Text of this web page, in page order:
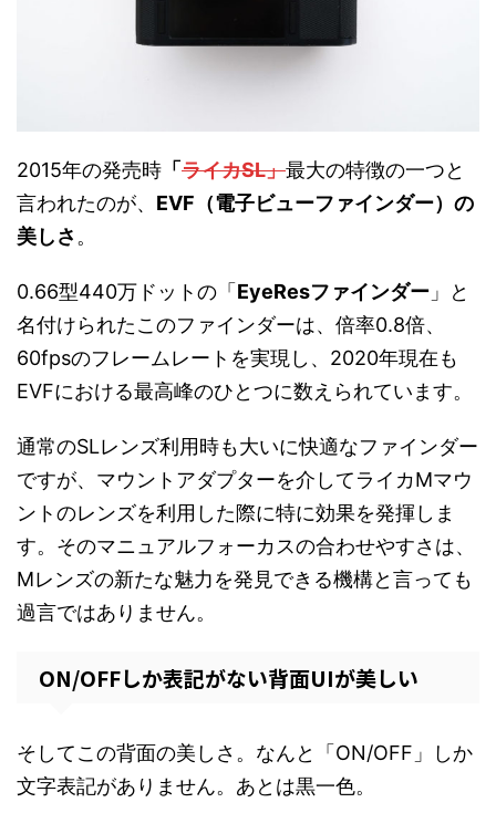
2015年の発売時 「 ライカSL」最大の特徴の一つと
言われたのが、 EVF（電子ビューファインダー）の
美しさ。
0.66型440万ドットの「 EyeResファインダー 」と
名付けられたこのファインダーは、倍率0.8倍、
60fpsのフレームレートを実現し、2020年現在も
EVFにおける最高峰のひとつに数えられています。
通常のSLレンズ利用時も大いに快適なファインダー
ですが、マウントアダプターを介してライカMマウ
ントのレンズを利用した際に特に効果を発揮しま
す。そのマニュアルフォーカスの合わせやすさは、
Mレンズの新たな魅力を発見できる機構と言っても
過言ではありません。
ON/OFFしか表記がない背面UIが美しい
そしてこの背面の美しさ。なんと「ON/OFF」しか
文字表記がありません。あとは黒一色。